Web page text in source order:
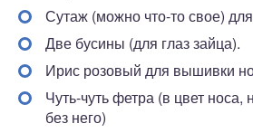
Сутаж (можно что-то свое)
Две бусины (для глаз зайца).
Ирис розовый для вышивки
Чуть-чуть фетра (в цвет
без него)